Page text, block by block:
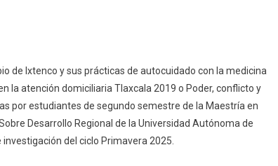
de Ixtenco y sus prácticas de autocuidado con la medicina
la atención domiciliaria Tlaxcala 2019 o Poder, conflicto y
por estudiantes de segundo semestre de la Maestría en
Desarrollo Regional de la Universidad Autónoma de
del ciclo Primavera 2025.